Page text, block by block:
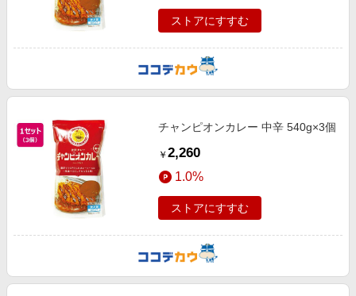
ストアにすすむ
チャンピオンカレー 中辛 540g×3個
￥ 2,260
1.0%
ストアにすすむ